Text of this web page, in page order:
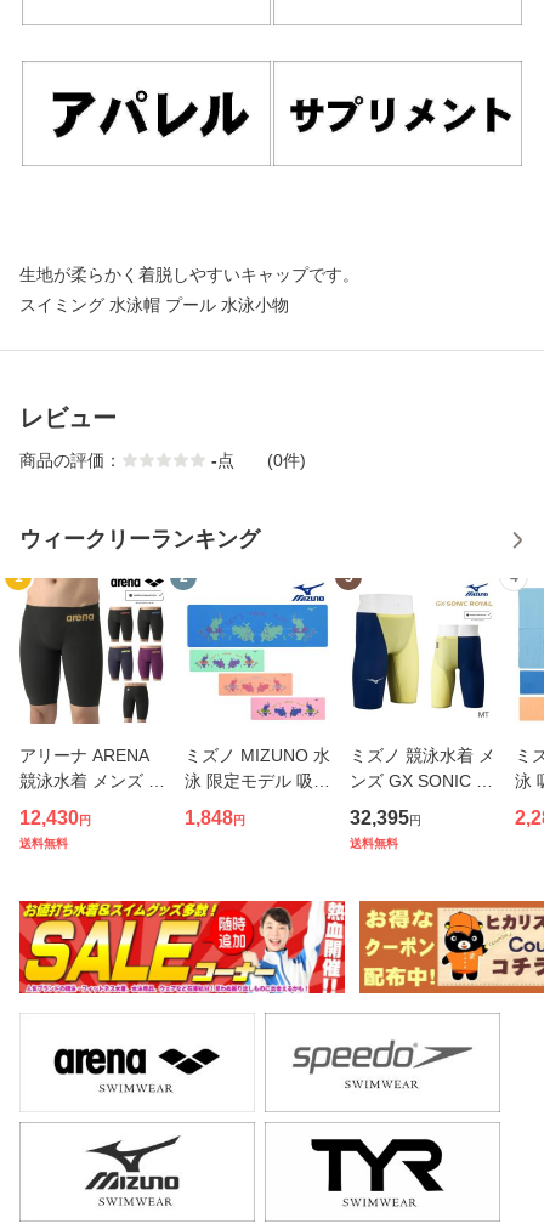
生地が柔らかく着脱しやすいキャップです。
スイミング 水泳帽 プール 水泳小物
レビュー
商品の評価： -点 (0件)
ウィークリーランキング
1
アリーナ ARENA
競泳水着 メンズ W
A承認モデル レー
シングスパッツ ハ
ONE 大会用 布帛 fi
na マーク あり AS
12,430円
送料無料
2
ミズノ MIZUNO 水
泳 限定モデル 吸水
タオル スイムタオ
ル セームタオル カ
1,848円
3
ミズノ 競泳水着 メ
ンズ GX SONIC R
OYAL MT WA承認
モデル ハーフスパ
中・長距離 選手向
き fina マーク
32,395円
送料無料
4
ミ
泳
ム
オ
ッ